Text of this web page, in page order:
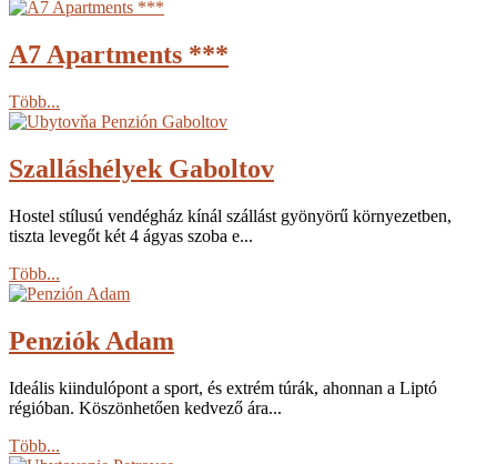
A7 Apartments ***
Több...
Szalláshélyek Gaboltov
Hostel stílusú vendégház kínál szállást gyönyörű környezetben,
tiszta levegőt két 4 ágyas szoba e...
Több...
Penziók Adam
Ideális kiindulópont a sport, és extrém túrák, ahonnan a Liptó
régióban. Köszönhetően kedvező ára...
Több...